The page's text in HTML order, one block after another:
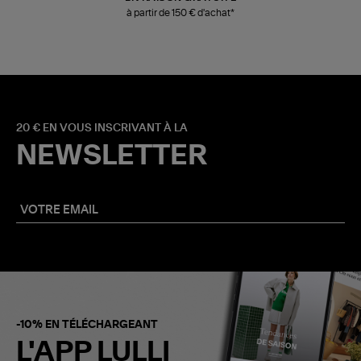
à partir de 150 € d'achat*
20 € EN VOUS INSCRIVANT À LA
NEWSLETTER
-10% EN TÉLÉCHARGEANT
L'APP LULLI